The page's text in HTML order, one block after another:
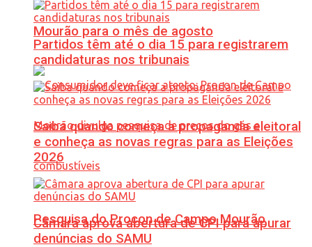
Mourão para o mês de agosto
Pesquisa do Procon de Campo Mourão
Partidos têm até o dia 15 para registrarem
candidaturas nos tribunais
Saiba quando começa a propaganda eleitoral
e conheça as novas regras para as Eleições
2026
Câmara aprova abertura de CPI para apurar
denúncias do SAMU